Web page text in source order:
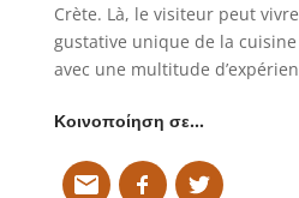
Crète. Là, le visiteur peut
gustative unique de la
avec une multitude
Κοινοποίηση σε…